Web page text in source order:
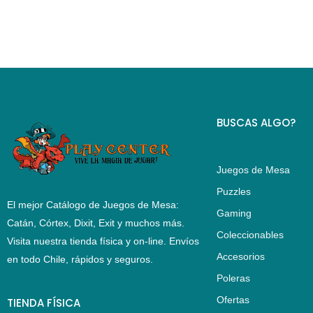
El mejor Catálogo de Juegos de Mesa:
Catán, Córtex, Dixit, Exit y muchos más.
Visita nuestra tienda física y on-line. Envíos
en todo Chile, rápidos y seguros.
TIENDA FÍSICA
BUSCAS ALGO?
Juegos de Mesa
Puzzles
Gaming
Coleccionables
Accesorios
Poleras
Ofertas